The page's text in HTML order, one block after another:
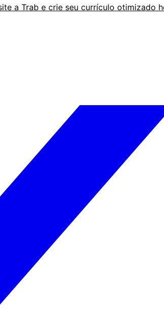
a Trab e crie seu currículo otimizado